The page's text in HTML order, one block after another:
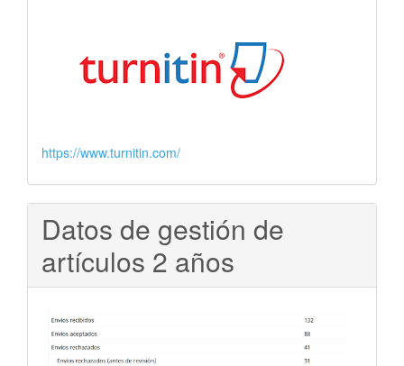
https://www.turnitin.com/
Datos de gestión de
artículos 2 años